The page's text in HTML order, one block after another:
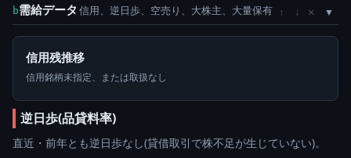
b需給データ 信用、逆日歩、空売り、大株主、大量保有 ↑ ↓ ×
信用残推移
信用銘柄未指定、または取扱なし
逆日歩(品貸料率)
直近・前年とも逆日歩なし(貸借取引で株不足が生じていない)。